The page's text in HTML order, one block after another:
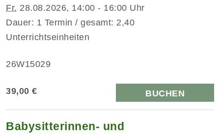
Fr. 28.08.2026, 14:00 - 16:00 Uhr
Dauer: 1 Termin / gesamt: 2,40
Unterrichtseinheiten
26W15029
39,00 € BUCHEN
Babysitterinnen- und